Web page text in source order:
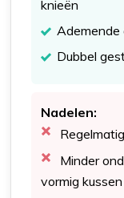
knieën
Ademende
Dubbel
Nadelen:
Minder
vormig kussen